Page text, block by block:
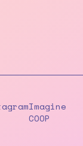
Imagine
COOP